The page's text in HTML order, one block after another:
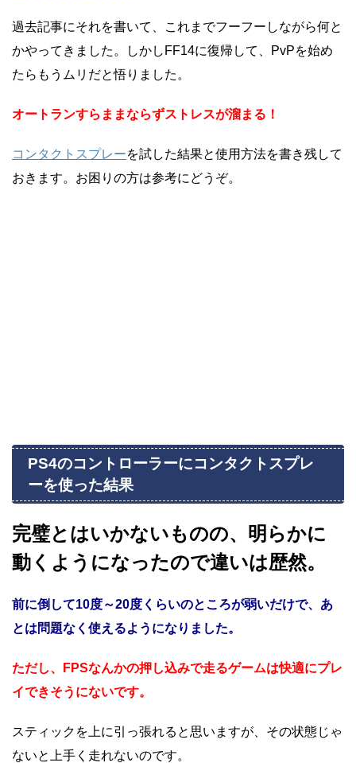
過去記事にそれを書いて、これまでフーフーしながら何と
かやってきました。しかしFF14に復帰して、PvPを始め
たらもうムリだと悟りました。
オートランすらままならずストレスが溜まる！
コンタクトスプレーを試した結果と使用方法を書き残して
おきます。お困りの方は参考にどうぞ。
PS4のコントローラーにコンタクトスプレ
ーを使った結果
完璧とはいかないものの、明らかに
動くようになったので違いは歴然。
前に倒して10度～20度くらいのところが弱いだけで、あ
とは問題なく使えるようになりました。
ただし、FPSなんかの押し込みで走るゲームは快適にプレ
イできそうにないです。
スティックを上に引っ張れると思いますが、その状態じゃ
ないと上手く走れないのです。